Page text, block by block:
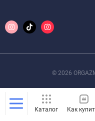
© 2026
Каталог Как